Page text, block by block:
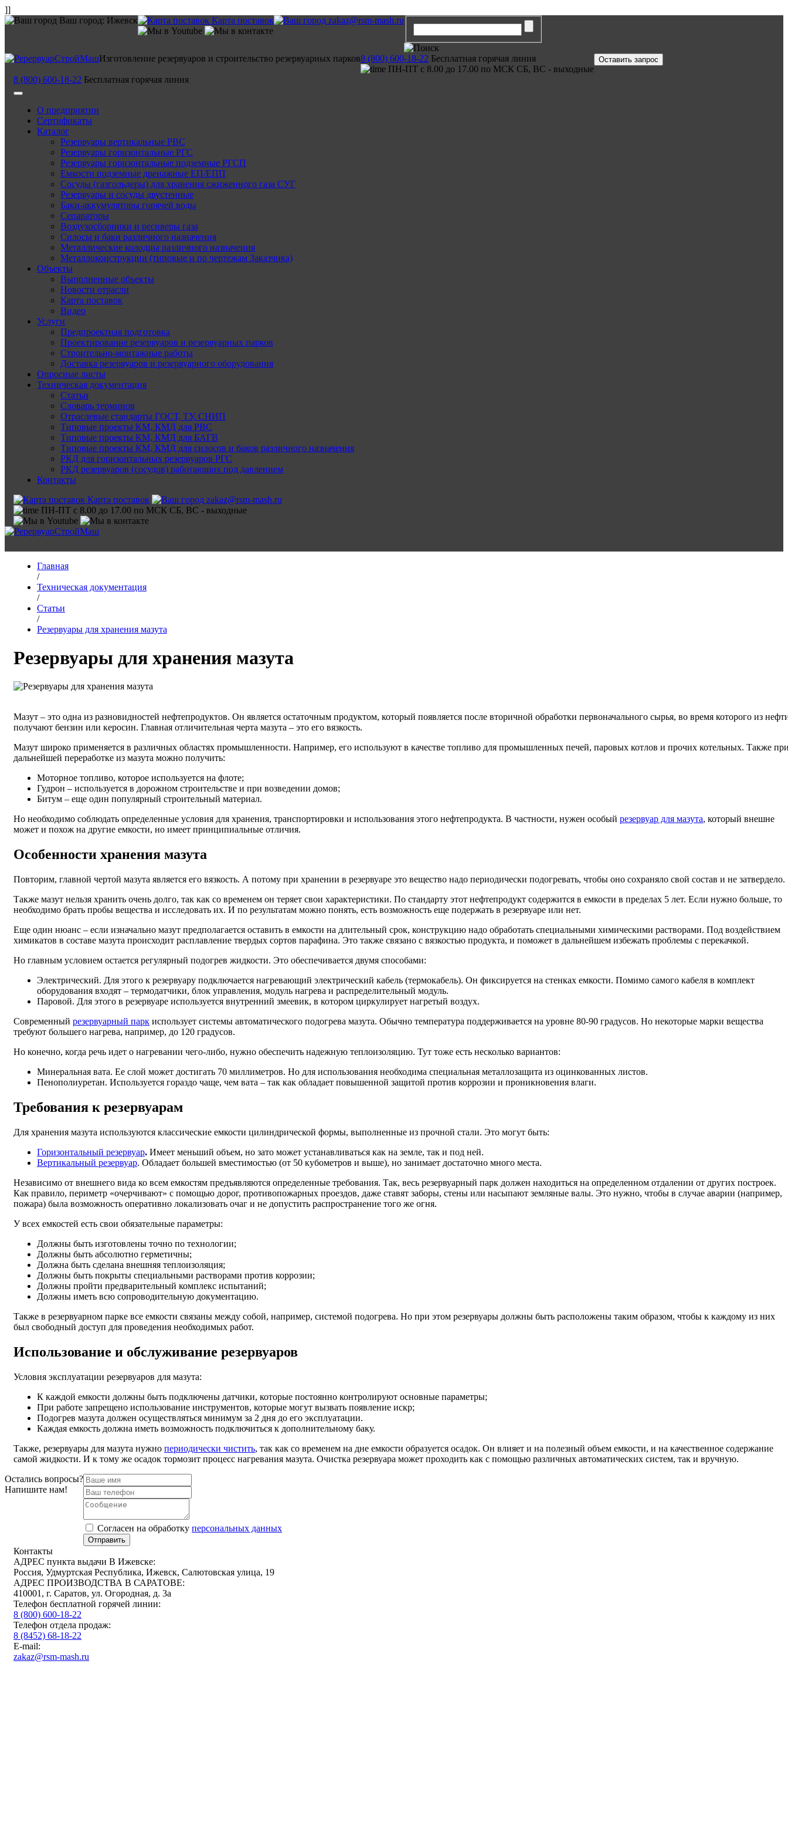
]]
Ваш город: Ижевск Карта поставок zakaz@rsm-mash.ru
Изготовление резервуаров и строительство резервуарных парков8 (800) 600-18-22 Бесплатная горячая линия
ПН-ПТ с 8.00 до 17.00 по МСК СБ, ВС - выходные
Оставить запрос
8 (800) 600-18-22 Бесплатная горячая линия
О предприятии
Сертификаты
Каталог
Резервуары вертикальные РВС
Резервуары горизонтальные РГС
Резервуары горизонтальные подземные РГСП
Емкости подземные дренажные ЕП/ЕПП
Сосуды (газгольдеры) для хранения сжиженного газа СУГ
Резервуары и сосуды двустенные
Баки-аккумуляторы горячей воды
Сепараторы
Воздухосборники и ресиверы газа
Силосы и баки различного назначения
Металлические колодцы различного назначения
Металлоконструкции (типовые и по чертежам Заказчика)
Объекты
Выполненные объекты
Новости отрасли
Карта поставок
Видео
Услуги
Предпроектная подготовка
Проектирование резервуаров и резервуарных парков
Строительно-монтажные работы
Доставка резервуаров и резервуарного оборудования
Опросные листы
Техническая документация
Статьи
Словарь терминов
Отраслевые стандарты ГОСТ, ТУ, СНИП
Типовые проекты КМ, КМД для РВС
Типовые проекты КМ, КМД для БАГВ
Типовые проекты КМ, КМД для силосов и баков различного назначения
РКД для горизонтальных резервуаров РГС
РКД резервуаров (сосудов) работающих под давлением
Контакты
Карта поставок
zakaz@rsm-mash.ru
ПН-ПТ с 8.00 до 17.00 по МСК СБ, ВС - выходные
Главная
/
Техническая документация
/
Статьи
/
Резервуары для хранения мазута
Резервуары для хранения мазута
Мазут – это одна из разновидностей нефтепродуктов. Он является остаточным продуктом, который появляется после вторичной обработки первоначального сырья, во время которого из
получают бензин или керосин. Главная отличительная черта мазута – это его вязкость.
Мазут широко применяется в различных областях промышленности. Например, его используют в качестве топливо для промышленных печей, паровых котлов и прочих котельных. Также
дальнейшей переработке из мазута можно получить:
Моторное топливо, которое используется на флоте;
Гудрон – используется в дорожном строительстве и при возведении домов;
Битум – еще один популярный строительный материал.
Но необходимо соблюдать определенные условия для хранения, транспортировки и использования этого нефтепродукта. В частности, нужен особый резервуар для мазута, который внешне
может и похож на другие емкости, но имеет принципиальные отличия.
Особенности хранения мазута
Повторим, главной чертой мазута является его вязкость. А потому при хранении в резервуаре это вещество надо периодически подогревать, чтобы оно сохраняло свой состав и не затвердело.
Также мазут нельзя хранить очень долго, так как со временем он теряет свои характеристики. По стандарту этот нефтепродукт содержится в емкости в пределах 5 лет. Если нужно больше, то
необходимо брать пробы вещества и исследовать их. И по результатам можно понять, есть возможность еще подержать в резервуаре или нет.
Еще один нюанс – если изначально мазут предполагается оставить в емкости на длительный срок, конструкцию надо обработать специальными химическими растворами. Под воздействием
химикатов в составе мазута происходит расплавление твердых сортов парафина. Это также связано с вязкостью продукта, и поможет в дальнейшем избежать проблемы с перекачкой.
Но главным условием остается регулярный подогрев жидкости. Это обеспечивается двумя способами:
Электрический. Для этого к резервуару подключается нагревающий электрический кабель (термокабель). Он фиксируется на стенках емкости. Помимо самого кабеля в комплект
оборудования входят – термодатчики, блок управления, модуль нагрева и распределительный модуль.
Паровой. Для этого в резервуаре используется внутренний змеевик, в котором циркулирует нагретый воздух.
Современный резервуарный парк использует системы автоматического подогрева мазута. Обычно температура поддерживается на уровне 80-90 градусов. Но некоторые марки вещества
требуют большего нагрева, например, до 120 градусов.
Но конечно, когда речь идет о нагревании чего-либо, нужно обеспечить надежную теплоизоляцию. Тут тоже есть несколько вариантов:
Минеральная вата. Ее слой может достигать 70 миллиметров. Но для использования необходима специальная металлозащита из оцинкованных листов.
Пенополиуретан. Используется гораздо чаще, чем вата – так как обладает повышенной защитой против коррозии и проникновения влаги.
Требования к резервуарам
Для хранения мазута используются классические емкости цилиндрической формы, выполненные из прочной стали. Это могут быть:
Горизонтальный резервуар. Имеет меньший объем, но зато может устанавливаться как на земле, так и под ней.
Вертикальный резервуар. Обладает большей вместимостью (от 50 кубометров и выше), но занимает достаточно много места.
Независимо от внешнего вида ко всем емкостям предъявляются определенные требования. Так, весь резервуарный парк должен находиться на определенном отдалении от других построек.
Как правило, периметр «очерчивают» с помощью дорог, противопожарных проездов, даже ставят заборы, стены или насыпают земляные валы. Это нужно, чтобы в случае аварии (например,
пожара) была возможность оперативно локализовать очаг и не допустить распространение того же огня.
У всех емкостей есть свои обязательные параметры:
Должны быть изготовлены точно по технологии;
Должны быть абсолютно герметичны;
Должна быть сделана внешняя теплоизоляция;
Должны быть покрыты специальными растворами против коррозии;
Должны пройти предварительный комплекс испытаний;
Должны иметь всю сопроводительную документацию.
Также в резервуарном парке все емкости связаны между собой, например, системой подогрева. Но при этом резервуары должны быть расположены таким образом, чтобы к каждому из них
был свободный доступ для проведения необходимых работ.
Использование и обслуживание резервуаров
Условия эксплуатации резервуаров для мазута:
К каждой емкости должны быть подключены датчики, которые постоянно контролируют основные параметры;
При работе запрещено использование инструментов, которые могут вызвать появление искр;
Подогрев мазута должен осуществляться минимум за 2 дня до его эксплуатации.
Каждая емкость должна иметь возможность подключиться к дополнительному баку.
Также, резервуары для мазута нужно периодически чистить, так как со временем на дне емкости образуется осадок. Он влияет и на полезный объем емкости, и на качественное содержание
самой жидкости. И к тому же осадок тормозит процесс нагревания мазута. Очистка резервуара может проходить как с помощью различных автоматических систем, так и вручную.
Остались вопросы?
Напишите нам!
Cогласен на обработку персональных данных
Отправить
Контакты
АДРЕС пункта выдачи В Ижевске:
Россия, Удмуртская Республика, Ижевск, Салютовская улица, 19
АДРЕС ПРОИЗВОДСТВА В САРАТОВЕ:
410001, г. Саратов, ул. Огородная, д. 3а
Телефон бесплатной горячей линии:
8 (800) 600-18-22
Телефон отдела продаж:
8 (8452) 68-18-22
E-mail:
zakaz@rsm-mash.ru